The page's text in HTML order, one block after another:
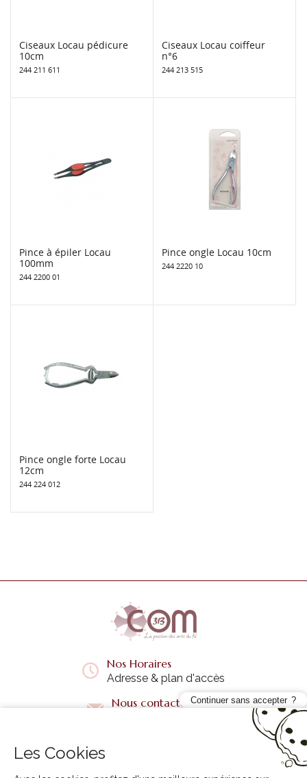
Ciseaux Locau pédicure
10cm
244 211 611
Ciseaux Locau coiffeur
n°6
244 213 515
Pince à épiler Locau
100mm
244 2200 01
Pince ongle Locau 10cm
244 2220 10
Pince ongle forte Locau
12cm
244 224 012
Nos Horaires
Adresse & plan d'accès
Nous contacter Continuer sans accepter
Les Cookies